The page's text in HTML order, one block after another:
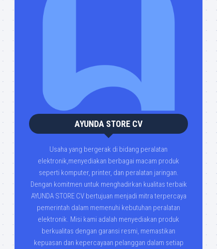
AYUNDA STORE CV
Usaha yang bergerak di bidang peralatan
elektronik,menyediakan berbagai macam produk
seperti komputer, printer, dan peralatan jaringan.
Dengan komitmen untuk menghadirkan kualitas terbaik
AYUNDA STORE CV bertujuan menjadi mitra terpercaya
pemerintah dalam memenuhi kebutuhan peralatan
elektronik. Misi kami adalah menyediakan produk
berkualitas dengan garansi resmi, memastikan
kepuasan dan kepercayaan pelanggan dalam setiap